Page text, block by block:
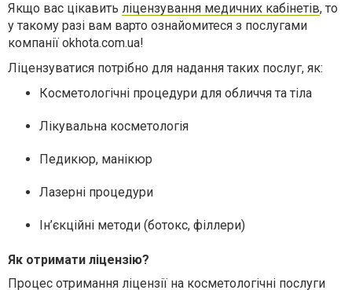
Якщо вас цікавить ліцензування медичних кабінетів, то
у такому разі вам варто ознайомитеся з послугами
компанії okhota.com.ua!
Ліцензуватися потрібно для надання таких послуг, як:
Косметологічні процедури для обличчя та тіла
Лікувальна косметологія
Педикюр, манікюр
Лазерні процедури
Ін’єкційні методи (ботокс, філлери)
Як отримати ліцензію?
Процес отримання ліцензії на косметологічні послуги